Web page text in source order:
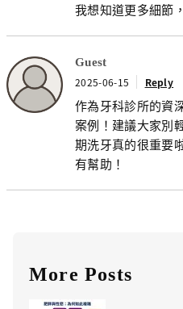
我想知道更多細節
Guest
2025-06-15 Reply
作為牙科診所的資
案例！建議大家別
期洗牙真的很重要
有幫助！
More Posts